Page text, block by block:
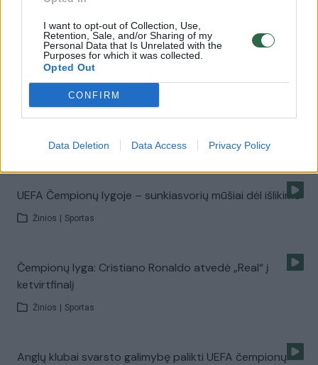
I want to opt-out of Collection, Use,
Retention, Sale, and/or Sharing of my
Personal Data that Is Unrelated with the
Purposes for which it was collected.
Opted Out
CONFIRM
Data Deletion Data Access Privacy Policy
laimėti
Žinios | Sportas
Nepaisant skandalų, Lionelis Messi ruošiasi
ketvirtfinaliui
Žinios | Sportas
UEFA Čempionų lygoje – sunkiasvorių mūšiai dėl išlikimo
Žinios Sportas
Čempionų lyga: Cristiano Ronaldo atvedė „Real“ į
ketvirtfinalį
Žinios Sportas
Anglų klubai svarsto galimybę palikti UEFA čempionų